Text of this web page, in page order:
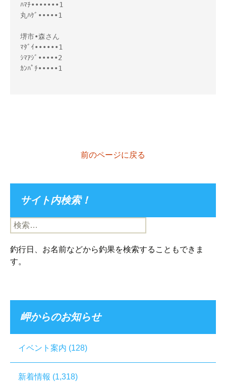
ﾊﾏﾁ•••••••1
丸ﾊｹﾞ•••••1
堺市•森さん
ﾏﾀﾞｲ••••••1
ｼﾏｱｼﾞ•••••2
ｶﾝﾊﾟﾁ•••••1
前のページに戻る
サイト内検索！
検
索:
釣行日、お名前などから釣果を検索することもできま
す。
岬からのお知らせ
イベント案内 (128)
新着情報 (1,318)